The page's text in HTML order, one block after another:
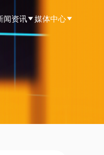
闻资讯 媒体中心